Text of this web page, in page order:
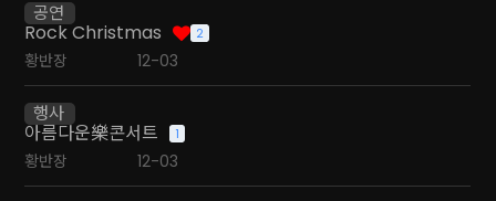
공연
Rock Christmas 2
황반장 12-03
행사
아름다운樂콘서트 1
황반장 12-03